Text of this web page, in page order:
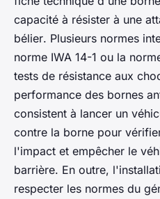
capacité à résister à une
bélier. Plusieurs normes
norme IWA 14-1 ou la
tests de résistance aux
performance des bornes
consistent à lancer un
contre la borne pour
l'impact et empêcher le
barrière. En outre,
respecter les normes du